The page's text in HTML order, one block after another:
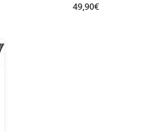
49,90€